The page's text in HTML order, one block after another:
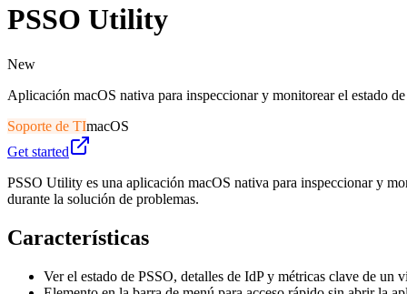
PSSO Utility
New
Aplicación macOS nativa para inspeccionar y monitorear el estado
Soporte de TImacOS
Get started
PSSO Utility es una aplicación macOS nativa para inspeccionar y
durante la solución de problemas.
Características
Ver el estado de PSSO, detalles de IdP y métricas clave de un